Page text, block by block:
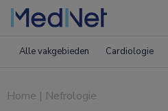
Alle vakgebieden Cardiologie
Home | Nefrologie